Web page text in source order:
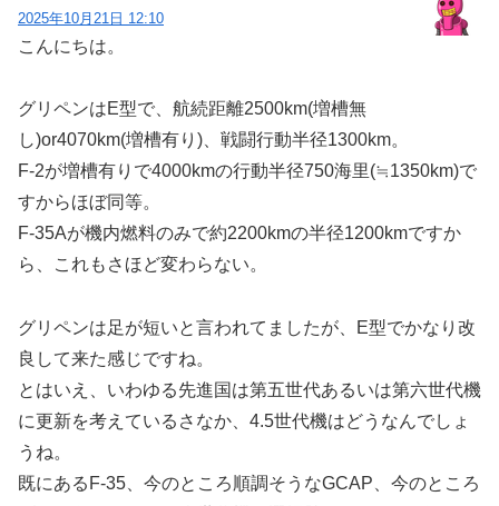
2025年10月21日 12:10
こんにちは。
グリペンはE型で、航続距離2500km(増槽無
し)or4070km(増槽有り)、戦闘行動半径1300km。
F-2が増槽有りで4000kmの行動半径750海里(≒1350km)で
すからほぼ同等。
F-35Aが機内燃料のみで約2200kmの半径1200kmですか
ら、これもさほど変わらない。
グリペンは足が短いと言われてましたが、E型でかなり改
良して来た感じですね。
とはいえ、いわゆる先進国は第五世代あるいは第六世代機
に更新を考えているさなか、4.5世代機はどうなんでしょ
うね。
既にあるF-35、今のところ順調そうなGCAP、今のところ